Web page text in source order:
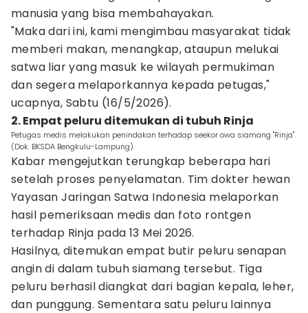
manusia yang bisa membahayakan.
"Maka dari ini, kami mengimbau masyarakat tidak
memberi makan, menangkap, ataupun melukai
satwa liar yang masuk ke wilayah permukiman
dan segera melaporkannya kepada petugas,"
ucapnya, Sabtu (16/5/2026).
2. Empat peluru ditemukan di tubuh Rinja
Petugas medis melakukan penindakan terhadap seekor owa siamang "Rinja".
(Dok. BKSDA Bengkulu-Lampung).
Kabar mengejutkan terungkap beberapa hari
setelah proses penyelamatan. Tim dokter hewan
Yayasan Jaringan Satwa Indonesia melaporkan
hasil pemeriksaan medis dan foto rontgen
terhadap Rinja pada 13 Mei 2026.
Hasilnya, ditemukan empat butir peluru senapan
angin di dalam tubuh siamang tersebut. Tiga
peluru berhasil diangkat dari bagian kepala, leher,
dan punggung. Sementara satu peluru lainnya